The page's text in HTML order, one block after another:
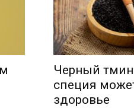
Черный
специя
здоровье